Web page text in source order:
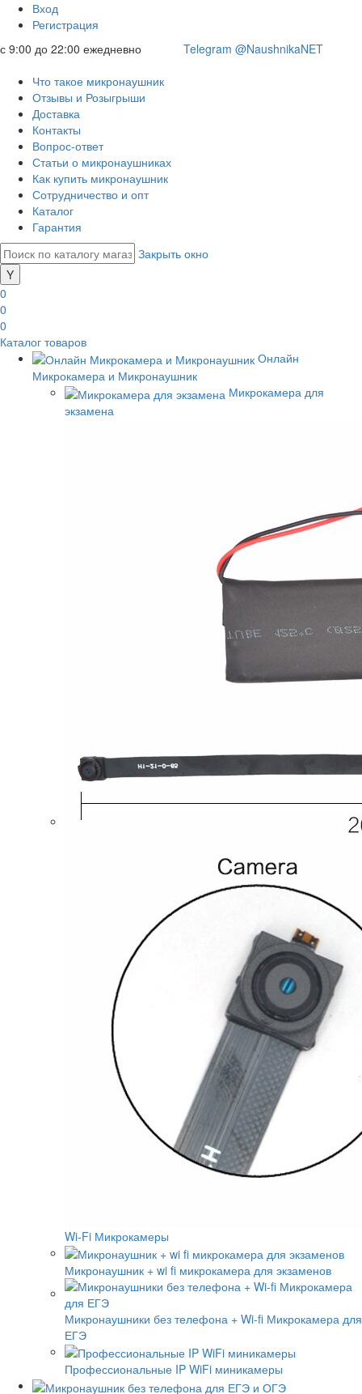
Вход
Регистрация
с 9:00 до 22:00 ежедневно
Telegram @NaushnikaNET
Что такое микронаушник
Отзывы и Розыгрыши
Доставка
Контакты
Вопрос-ответ
Статьи о микронаушниках
Как купить микронаушник
Сотрудничество и опт
Каталог
Гарантия
Закрыть окно
0
0
0
Каталог товаров
Онлайн
Микрокамера и Микронаушник
Микрокамера для
экзамена
Wi-Fi Микрокамеры
Микронаушник + wi fi микрокамера для экзаменов
Микронаушники без телефона + Wi-fi Микрокамера для
ЕГЭ
Профессиональные IP WiFi миникамеры